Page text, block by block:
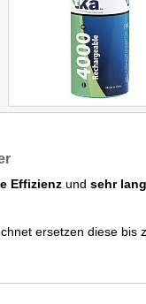
Effizienz und sehr
ersetzen diese bis